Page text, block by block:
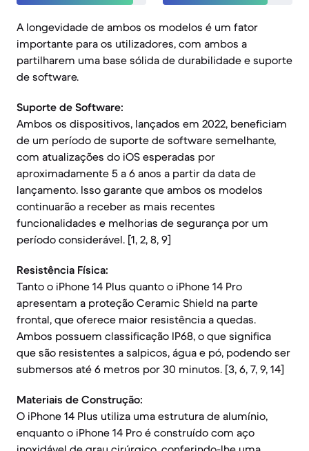
A longevidade de ambos os modelos é um fator
importante para os utilizadores, com ambos a
partilharem uma base sólida de durabilidade e suporte
de software.
Suporte de Software:
Ambos os dispositivos, lançados em 2022, beneficiam
de um período de suporte de software semelhante,
com atualizações do iOS esperadas por
aproximadamente 5 a 6 anos a partir da data de
lançamento. Isso garante que ambos os modelos
continuarão a receber as mais recentes
funcionalidades e melhorias de segurança por um
período considerável. [1, 2, 8, 9]
Resistência Física:
Tanto o iPhone 14 Plus quanto o iPhone 14 Pro
apresentam a proteção Ceramic Shield na parte
frontal, que oferece maior resistência a quedas.
Ambos possuem classificação IP68, o que significa
que são resistentes a salpicos, água e pó, podendo ser
submersos até 6 metros por 30 minutos. [3, 6, 7, 9, 14]
Materiais de Construção:
O iPhone 14 Plus utiliza uma estrutura de alumínio,
enquanto o iPhone 14 Pro é construído com aço